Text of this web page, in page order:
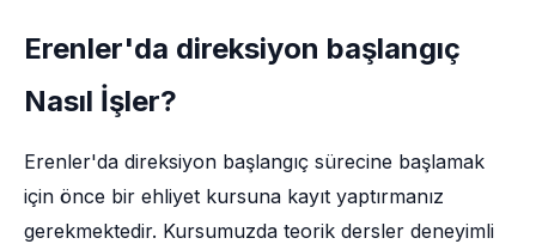
Erenler'da direksiyon başlangıç
Nasıl İşler?
Erenler'da direksiyon başlangıç sürecine başlamak
için önce bir ehliyet kursuna kayıt yaptırmanız
gerekmektedir. Kursumuzda teorik dersler deneyimli